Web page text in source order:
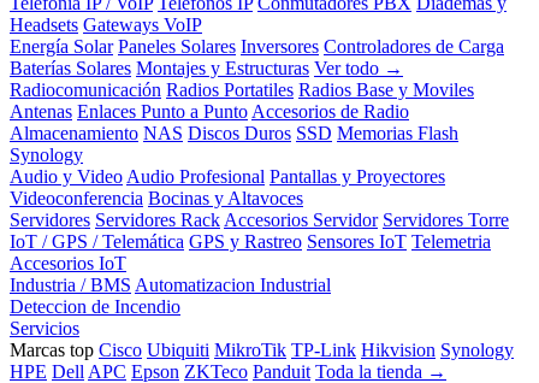
Headsets Gateways VoIP
Energía Solar Paneles Solares Inversores Controladores de Carga
Baterías Solares Montajes y Estructuras Ver todo →
Radiocomunicación Radios Portatiles Radios Base y Moviles
Antenas Enlaces Punto a Punto Accesorios de Radio
Almacenamiento NAS Discos Duros SSD Memorias Flash
Synology
Audio y Video Audio Profesional Pantallas y Proyectores
Videoconferencia Bocinas y Altavoces
Servidores Servidores Rack Accesorios Servidor Servidores Torre
IoT / GPS / Telemática GPS y Rastreo Sensores IoT Telemetria
Accesorios IoT
Industria / BMS Automatizacion Industrial
Deteccion de Incendio
Servicios
Marcas top Cisco Ubiquiti MikroTik TP-Link Hikvision Synology
HPE Dell APC Epson ZKTeco Panduit Toda la tienda →